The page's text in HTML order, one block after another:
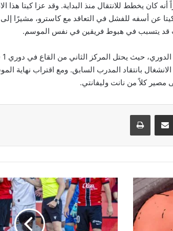
كان يخطط للانتقال منذ البداية. وقد عزا كيتا هذا
عن أسفه للفشل في التعاقد مع كاسترو، مشيرًا
قد يتسبب في هبوط فريقين في نفس الموسم.
بانتقاد المدرب السابق. ومع اقتراب نهاية
مصير كلاً من نانت وليفانتي.
ا
ل
إ
ص
ا